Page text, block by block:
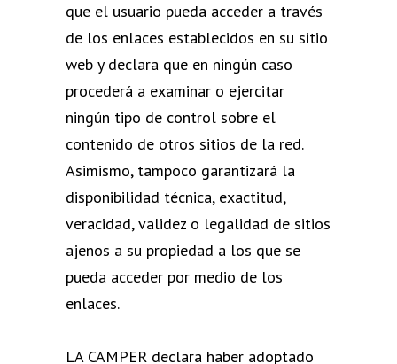
que el usuario pueda acceder a través
de los enlaces establecidos en su sitio
web y declara que en ningún caso
procederá a examinar o ejercitar
ningún tipo de control sobre el
contenido de otros sitios de la red.
Asimismo, tampoco garantizará la
disponibilidad técnica, exactitud,
veracidad, validez o legalidad de sitios
ajenos a su propiedad a los que se
pueda acceder por medio de los
enlaces.
LA CAMPER declara haber adoptado